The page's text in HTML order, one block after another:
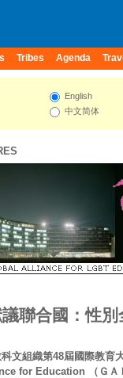
Tribes Agenda
English
中文简体
聯合國：性
文組織第48屆國際教育
for Education （ＧＡ